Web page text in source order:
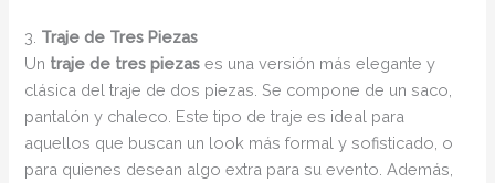
3. Traje de Tres Piezas
Un traje de tres piezas es una versión más elegante y
clásica del traje de dos piezas. Se compone de un saco,
pantalón y chaleco. Este tipo de traje es ideal para
aquellos que buscan un look más formal y sofisticado, o
para quienes desean algo extra para su evento. Además,